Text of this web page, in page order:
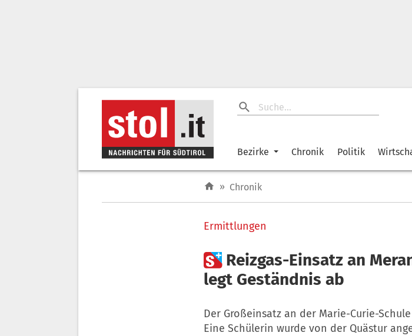
Bezirke Chronik Politik
» Chronik
Ermittlungen
 Reizgas-Einsatz an
legt Geständnis ab
Der Großeinsatz an der Marie-Curie-
Eine Schülerin wurde von der Quästur